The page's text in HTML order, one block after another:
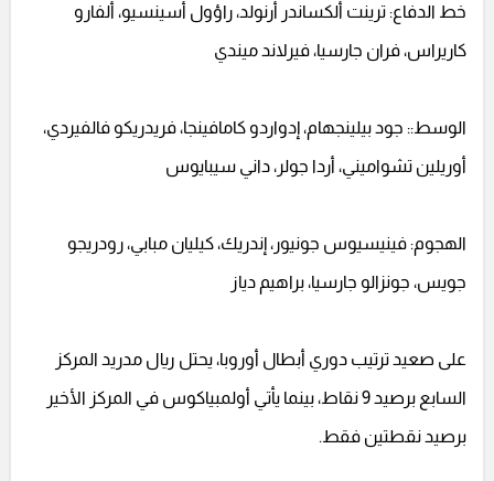
خط الدفاع: ترينت ألكساندر أرنولد، راؤول أسينسيو، ألفارو
كاريراس، فران جارسيا، فيرلاند ميندي
الوسط:: جود بيلينجهام، إدواردو كامافينجا، فريدريكو فالفيردي،
أوريلين تشواميني، أردا جولر، داني سيبايوس
الهجوم: فينيسيوس جونيور، إندريك، كيليان مبابي، رودريجو
جويس، جونزالو جارسيا، براهيم دياز
على صعيد ترتيب دوري أبطال أوروبا، يحتل ريال مدريد المركز
السابع برصيد 9 نقاط، بينما يأتي أولمبياكوس في المركز الأخير
برصيد نقطتين فقط.